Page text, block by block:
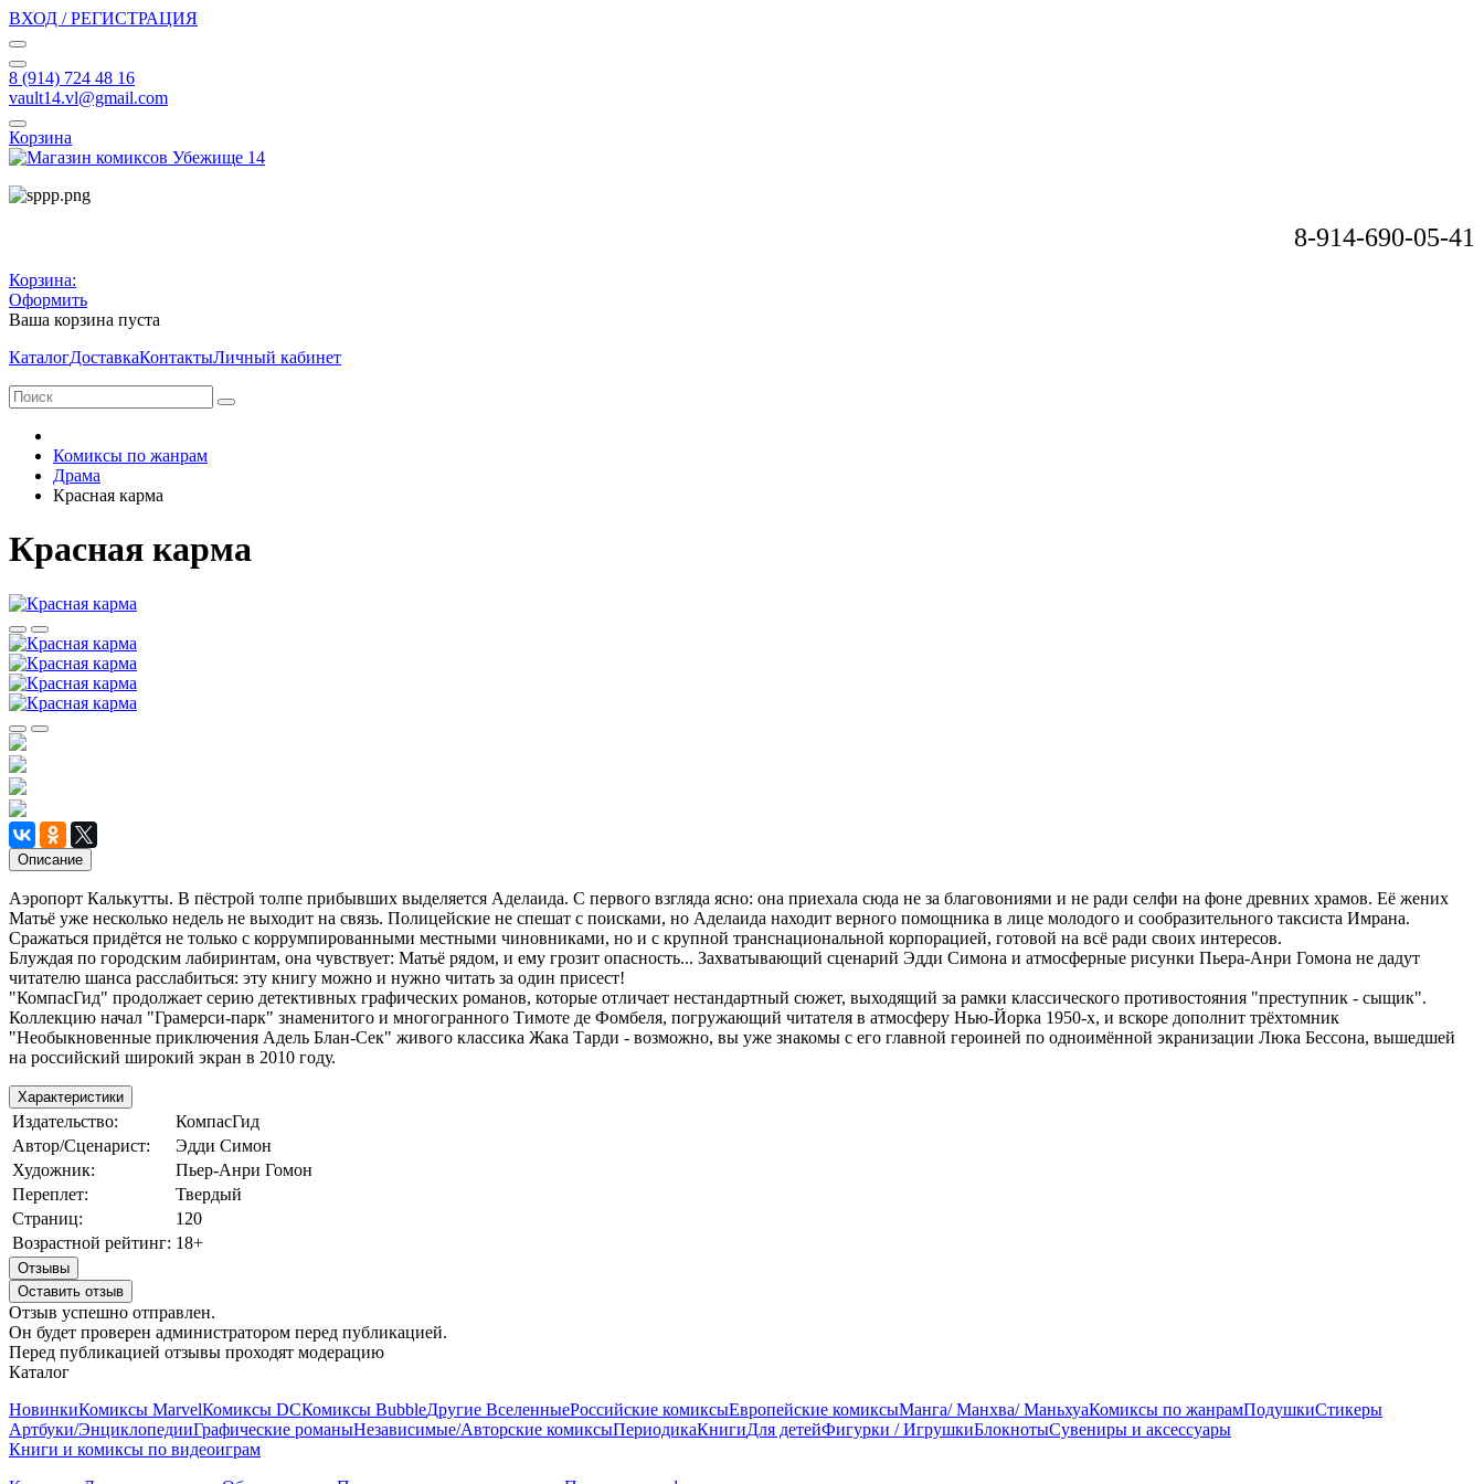
ВХОД / РЕГИСТРАЦИЯ
8 (914) 724 48 16
vault14.vl@gmail.com
Корзина
8-914-690-05-41
Корзина:
Оформить
Ваша корзина пуста
КаталогДоставкаКонтактыЛичный кабинет
Комиксы по жанрам
Драма
Красная карма
Красная карма
Описание
Аэропорт Калькутты. В пёстрой толпе прибывших выделяется Аделаида. С первого взгляда ясно: она приехала сюда не за благовониями и не ради селфи на фоне древних храмов. Её жених
Матьё уже несколько недель не выходит на связь. Полицейские не спешат с поисками, но Аделаида находит верного помощника в лице молодого и сообразительного таксиста Имрана.
Сражаться придётся не только с коррумпированными местными чиновниками, но и с крупной транснациональной корпорацией, готовой на всё ради своих интересов.
Блуждая по городским лабиринтам, она чувствует: Матьё рядом, и ему грозит опасность... Захватывающий сценарий Эдди Симона и атмосферные рисунки Пьера-Анри Гомона не дадут
читателю шанса расслабиться: эту книгу можно и нужно читать за один присест!
"КомпасГид" продолжает серию детективных графических романов, которые отличает нестандартный сюжет, выходящий за рамки классического противостояния "преступник - сыщик".
Коллекцию начал "Грамерси-парк" знаменитого и многогранного Тимоте де Фомбеля, погружающий читателя в атмосферу Нью-Йорка 1950-х, и вскоре дополнит трёхтомник
"Необыкновенные приключения Адель Блан-Сек" живого классика Жака Тарди - возможно, вы уже знакомы с его главной героиней по одноимённой экранизации Люка Бессона, вышедшей
на российский широкий экран в 2010 году.
Характеристики
Издательство:
КомпасГид
Автор/Сценарист:
Эдди Симон
Художник:
Пьер-Анри Гомон
Переплет:
Твердый
Страниц:
120
Возрастной рейтинг: 18+
Отзывы
Оставить отзыв
Отзыв успешно отправлен.
Он будет проверен администратором перед публикацией.
Перед публикацией отзывы проходят модерацию
Каталог
НовинкиКомиксы MarvelКомиксы DCКомиксы BubbleДругие ВселенныеРоссийские комиксыЕвропейские комиксыМанга/ Манхва/ МаньхуаКомиксы по жанрамПодушкиСтикеры
Артбуки/ЭнциклопедииГрафические романыНезависимые/Авторские комиксыПериодикаКнигиДля детейФигурки / ИгрушкиБлокнотыСувениры и аксессуары
Книги и комиксы по видеоиграм